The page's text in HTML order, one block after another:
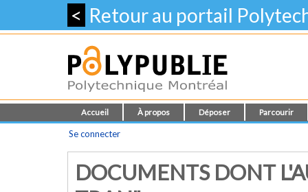
< Retour au portail
Accueil À propos Déposer Parcourir
Se connecter
DOCUMENTS DONT